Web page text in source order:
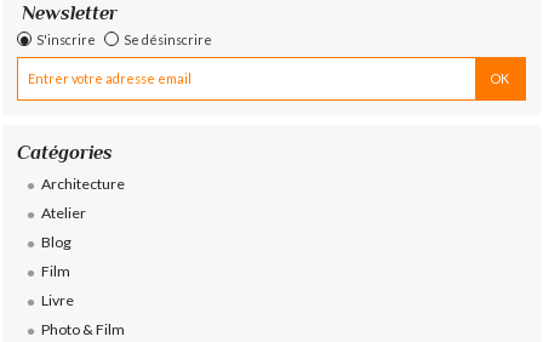
Newsletter
S'inscrire Se désinscrire
Catégories
Architecture
Atelier
Blog
Film
Livre
Photo & Film